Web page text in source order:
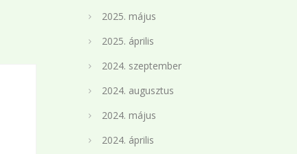
2025. május
2025. április
2024. szeptember
2024. augusztus
2024. május
2024. április